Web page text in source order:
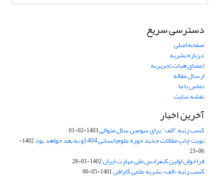
دسترسی سریع
صفحه اصلی
درباره نشریه
اعضای هیات تحریریه
ارسال مقاله
تماس با ما
نقشه سایت
آخرین اخبار
کسب رتبه "الف" برای سومین سال متوالی1403-02-01
نوبت چاپ مقالات جدید حوزه علوم انسانی 1404و به بعد خواهد بود
1402-
06-23
فراخوان اولین کنفرانس ملی مهارت ایران1402-01-28
کسب رتبه «الف» نشریه علمی کارافن1401-05-06